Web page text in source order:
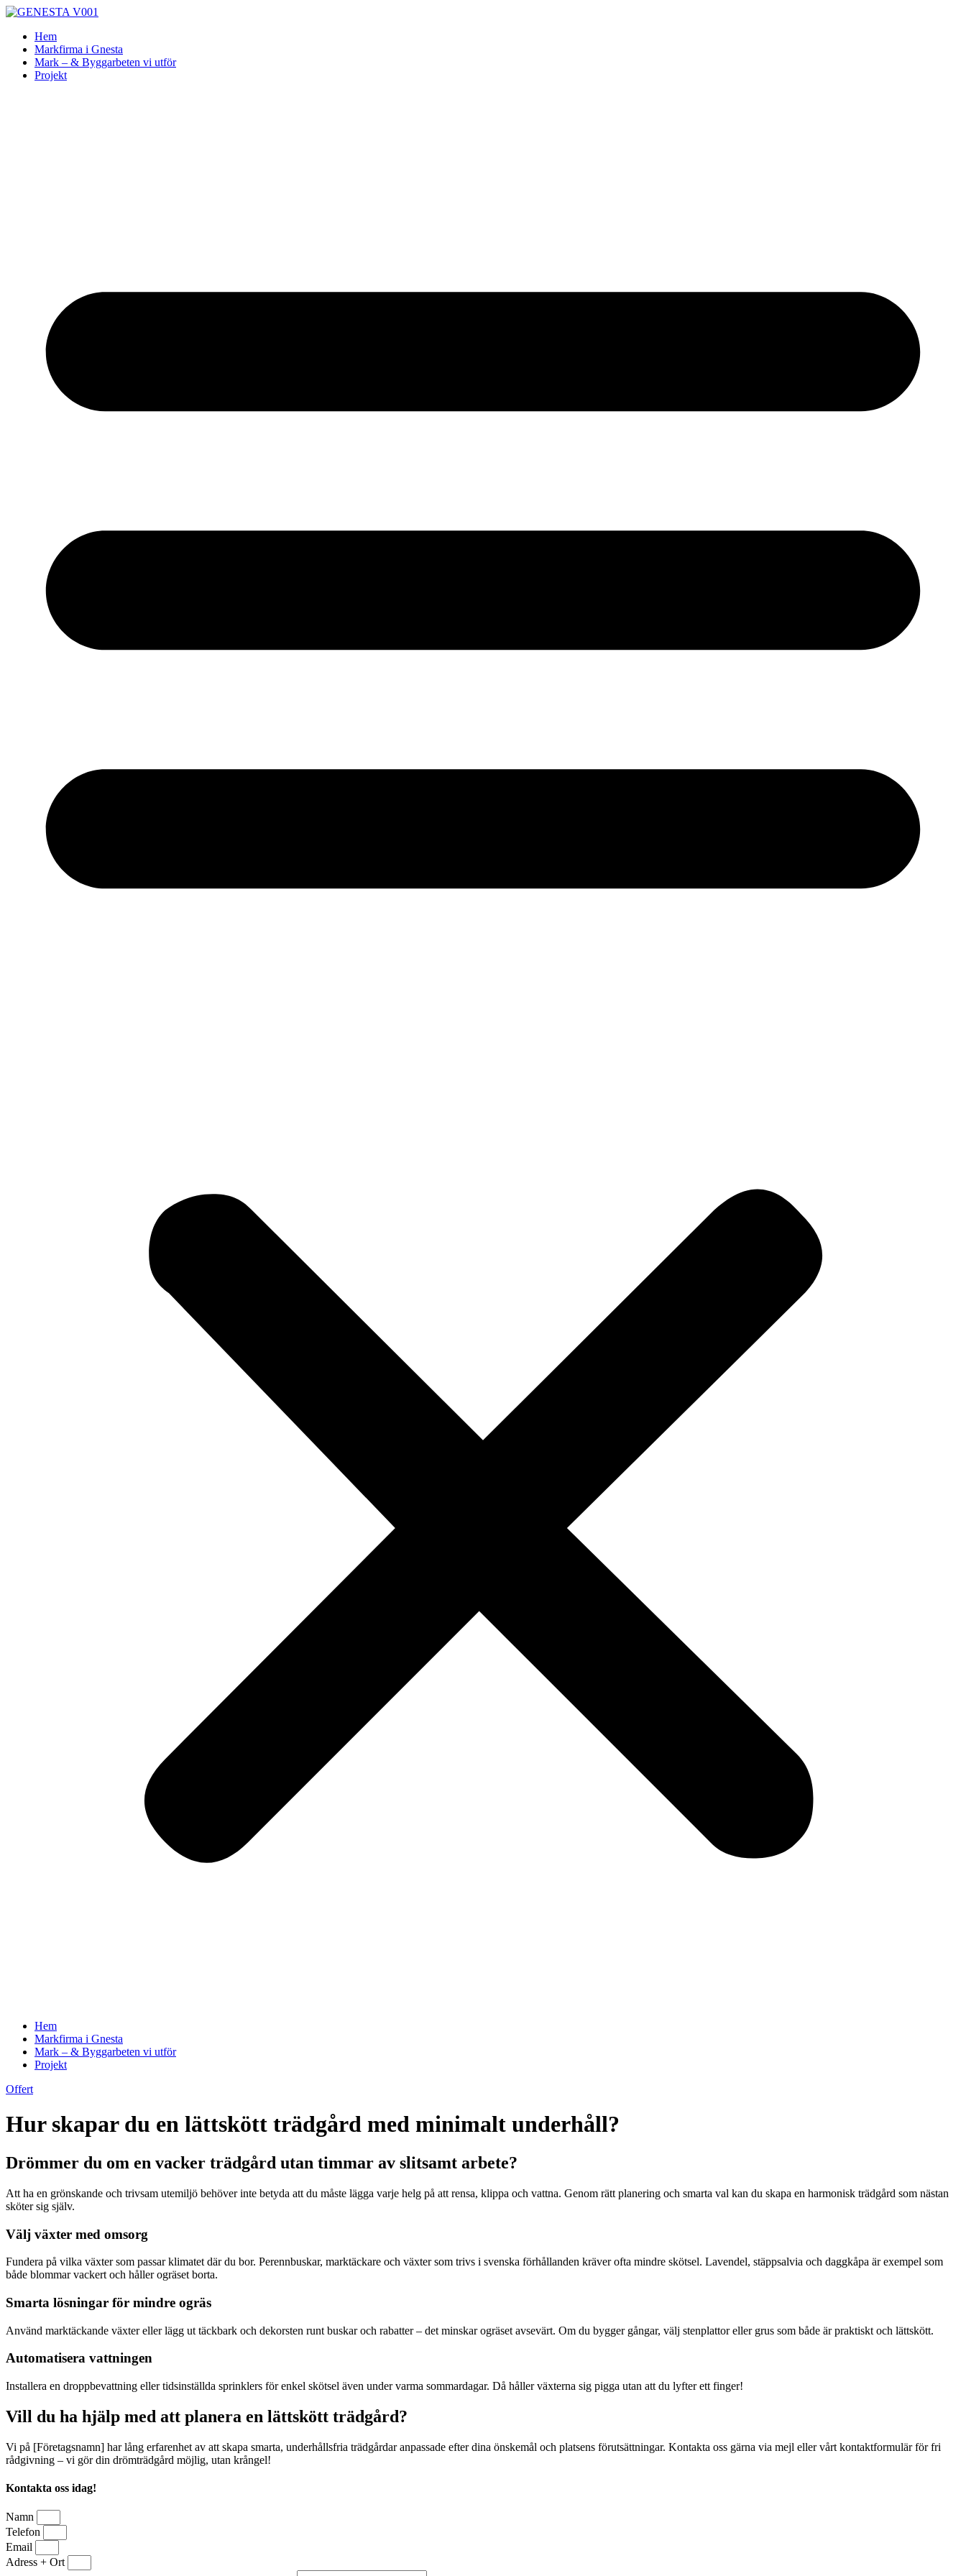
Skip
contentHem
Markfirma i Gnesta
Mark – & Byggarbeten vi utför
Projekt
Hem
Markfirma i Gnesta
Mark – & Byggarbeten vi utför
Projekt
Offert
Hur skapar du en lättskött trädgård med minimalt underhåll?
Drömmer du om en vacker trädgård utan timmar av slitsamt arbete?
Att ha en grönskande och trivsam utemiljö behöver inte betyda att du måste lägga varje helg på att rensa, klippa och vattna. Genom rätt planering och smarta val kan du skapa en harmonisk trädgård som nästan
sköter sig själv.
Välj växter med omsorg
Fundera på vilka växter som passar klimatet där du bor. Perennbuskar, marktäckare och växter som trivs i svenska förhållanden kräver ofta mindre skötsel. Lavendel, stäppsalvia och daggkåpa är exempel som
både blommar vackert och håller ogräset borta.
Smarta lösningar för mindre ogräs
Använd marktäckande växter eller lägg ut täckbark och dekorsten runt buskar och rabatter – det minskar ogräset avsevärt. Om du bygger gångar, välj stenplattor eller grus som både är praktiskt och lättskött.
Automatisera vattningen
Installera en droppbevattning eller tidsinställda sprinklers för enkel skötsel även under varma sommardagar. Då håller växterna sig pigga utan att du lyfter ett finger!
Vill du ha hjälp med att planera en lättskött trädgård?
Vi på [Företagsnamn] har lång erfarenhet av att skapa smarta, underhållsfria trädgårdar anpassade efter dina önskemål och platsens förutsättningar. Kontakta oss gärna via mejl eller vårt kontaktformulär för fri
rådgivning – vi gör din drömträdgård möjlig, utan krångel!
Kontakta oss idag!
Namn
Telefon
Email
Adress + Ort